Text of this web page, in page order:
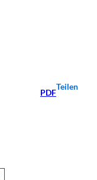
PDF
Teilen